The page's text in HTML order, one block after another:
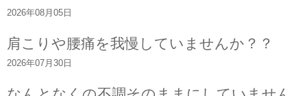
2026年08月05日
肩こりや腰痛を我慢していませんか？？
2026年07月30日